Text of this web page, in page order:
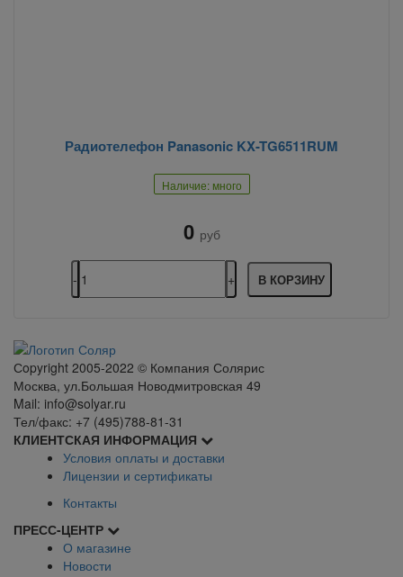
Радиотелефон Panasonic KX-TG6511RUM
Наличие: много
0 руб
В КОРЗИНУ
Сopyright 2005-2022 © Компания Солярис
Москва, ул.Большая Новодмитровская 49
Mail: info@solyar.ru
Тел/факс: +7 (495)788-81-31
КЛИЕНТСКАЯ ИНФОРМАЦИЯ
Условия оплаты и доставки
Лицензии и сертификаты
Контакты
ПРЕСС-ЦЕНТР
О магазине
Новости